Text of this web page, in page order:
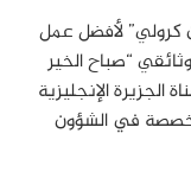
كرولي” لأفضل عمل
“صباح الخير
الجزيرة الإنجليزية
المتخصصة في الشؤون